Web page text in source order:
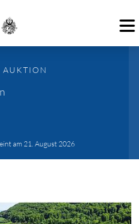
AUKTION
am 21. August 2026